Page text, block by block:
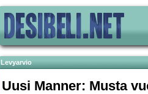
Levyarvio
Uusi Manner: Musta